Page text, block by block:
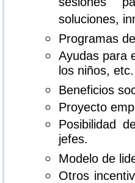
sesiones
soluciones,
Programas
Ayudas para
los niños, etc.
Beneficios
Proyecto
Posibilidad
jefes.
Modelo de
Otros